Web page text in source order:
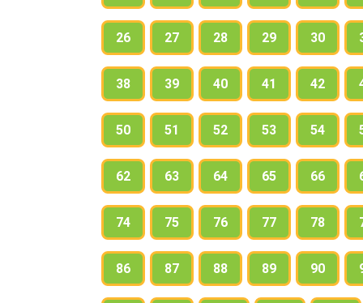
26 27 28 29 30
38 39 40 41 42
50 51 52 53 54
62 63 64 65 66
74 75 76 77 78
86 87 88 89 90